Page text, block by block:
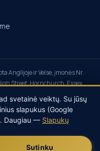
Anglijoje ir Velse, įmonės Nr.
Street, Hornchurch, Essex
agentas ·Privatumas·
prevencija·
svetainė veiktų. Su jūsų
slapukus (Google
Daugiau — Slapukų
Sutinku